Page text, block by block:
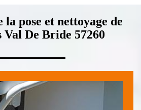
la pose et nettoyage de
Val De Bride 57260